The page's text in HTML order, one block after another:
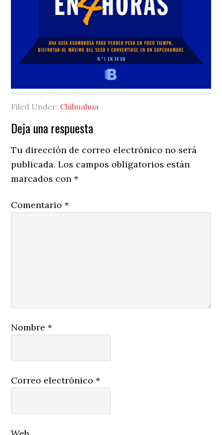
Filed Under: Chihuahua
Reader
Interactions
Deja una respuesta
Tu dirección de correo electrónico no será
publicada. Los campos obligatorios están
marcados con*
Comentario*
Nombre*
Correo electrónico*